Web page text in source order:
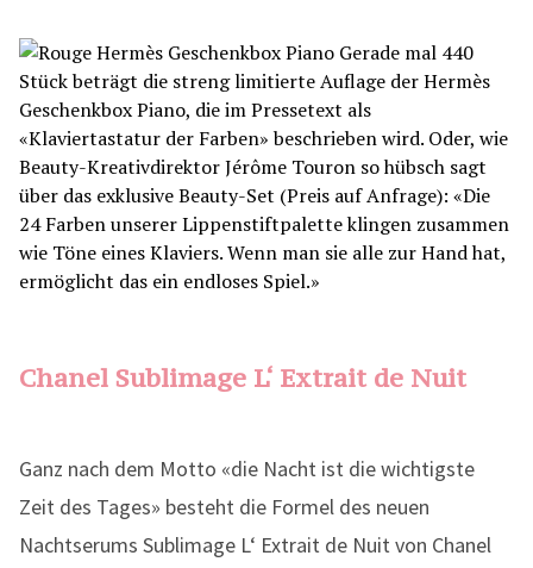
Chanel Sublimage L‘ Extrait de Nuit
Ganz nach dem Motto «die Nacht ist die wichtigste
Zeit des Tages» besteht die Formel des neuen
Nachtserums Sublimage L‘ Extrait de Nuit von Chanel